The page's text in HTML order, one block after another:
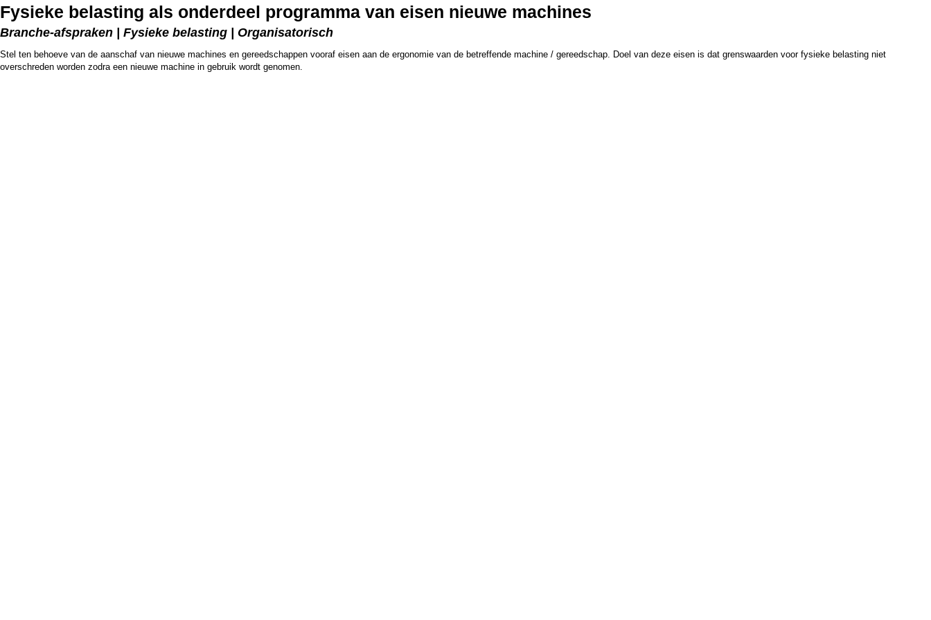
Fysieke belasting als onderdeel programma van eisen nieuwe machines
Branche-afspraken | Fysieke belasting | Organisatorisch
Stel ten behoeve van de aanschaf van nieuwe machines en gereedschappen vooraf eisen aan de ergonomie van de betreffende machine / gereedschap. Doel van deze eisen is dat grenswaarden voor fysieke belasting niet
overschreden worden zodra een nieuwe machine in gebruik wordt genomen.